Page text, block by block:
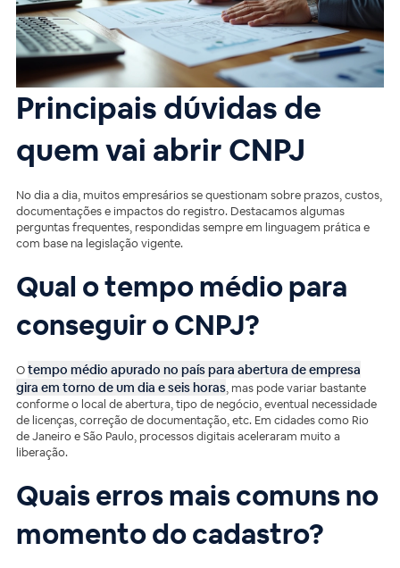
Principais dúvidas de
quem vai abrir CNPJ
No dia a dia, muitos empresários se questionam sobre prazos, custos,
documentações e impactos do registro. Destacamos algumas
perguntas frequentes, respondidas sempre em linguagem prática e
com base na legislação vigente.
Qual o tempo médio para
conseguir o CNPJ?
Otempo médio apurado no país para abertura de empresa
gira em torno de um dia e seis horas, mas pode variar bastante
conforme o local de abertura, tipo de negócio, eventual necessidade
de licenças, correção de documentação, etc. Em cidades como Rio
de Janeiro e São Paulo, processos digitais aceleraram muito a
liberação.
Quais erros mais comuns no
momento do cadastro?